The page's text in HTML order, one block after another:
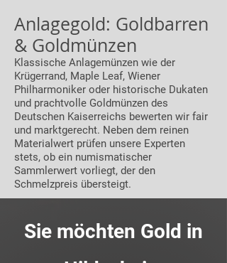
Anlagegold: Goldbarren
& Goldmünzen
Klassische Anlagemünzen wie der
Krügerrand, Maple Leaf, Wiener
Philharmoniker oder historische Dukaten
und prachtvolle Goldmünzen des
Deutschen Kaiserreichs bewerten wir fair
und marktgerecht. Neben dem reinen
Materialwert prüfen unsere Experten
stets, ob ein numismatischer
Sammlerwert vorliegt, der den
Schmelzpreis übersteigt.
Sie möchten Gold in